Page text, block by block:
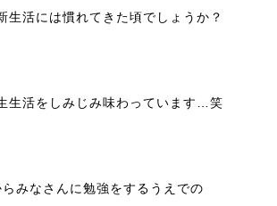
生活には慣れてきた頃でしょうか？
生活をしみじみ味わっています…笑
みなさんに勉強をするうえでの